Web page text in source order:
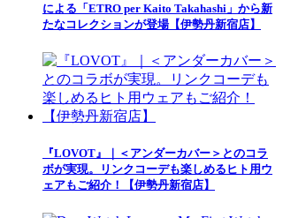
による「ETRO per Kaito Takahashi」から新
たなコレクションが登場【伊勢丹新宿店】
『LOVOT』｜＜アンダーカバー＞とのコラ
ボが実現。リンクコーデも楽しめるヒト用ウ
ェアもご紹介！【伊勢丹新宿店】